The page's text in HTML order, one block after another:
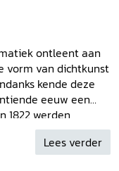
ontleent aan
vorm van dichtkunst
kende deze
eeuw een
1822 werden
van de gedichten
vandaan? Om deze
Lees verder